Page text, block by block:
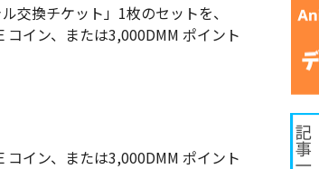
交換チケット」1枚のセットを、
イン、または3,000DMM ポイント
イン、または3,000DMM ポイント